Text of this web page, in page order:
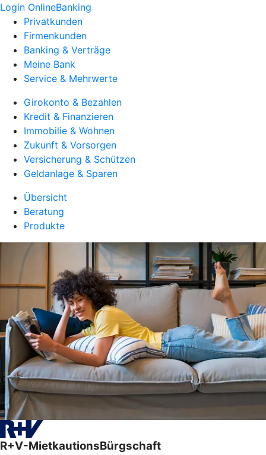
Login OnlineBanking
Privatkunden
Firmenkunden
Banking & Verträge
Meine Bank
Service & Mehrwerte
Girokonto & Bezahlen
Kredit & Finanzieren
Immobilie & Wohnen
Zukunft & Vorsorgen
Versicherung & Schützen
Geldanlage & Sparen
Übersicht
Beratung
Produkte
R+V-MietkautionsBürgschaft